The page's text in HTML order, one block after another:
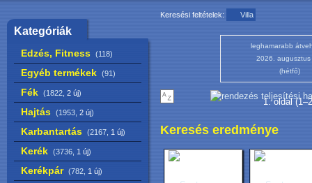
Kategóriák
Edzés, Fitness (118)
Egyéb termékek (91)
Fék (1822, 2 új)
Hajtás (1953, 2 új)
Karbantartás (2167, 1 új)
Kerék (3736, 1 új)
Kerékpár (782, 1 új)
Keresési feltételek: Villa
leghamarabb
2026. augusztus
(hétfő)
1. oldal
Keresés eredménye